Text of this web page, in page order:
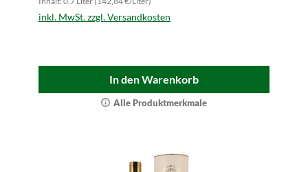
inkl. MwSt. zzgl. Versandkosten
In den Warenkorb
Alle Produktmerkmale